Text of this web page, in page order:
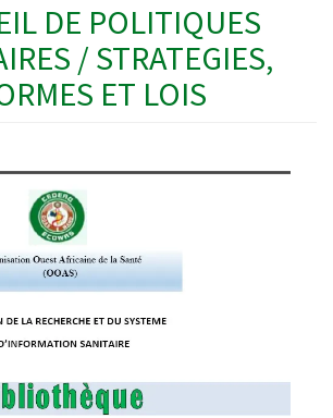
DE POLITIQUES
/ STRATEGIES,
ET LOIS